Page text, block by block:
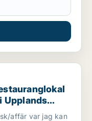
eller garage för
Upplands
m.fl.
affär var jag kan